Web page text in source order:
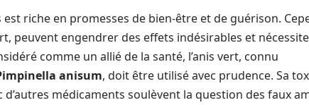
riche en promesses de bien-être et de guérison.
peuvent engendrer des effets indésirables et
comme un allié de la santé, l’anis vert, connu
anisum, doit être utilisé avec prudence. Sa
médicaments soulèvent la question des faux